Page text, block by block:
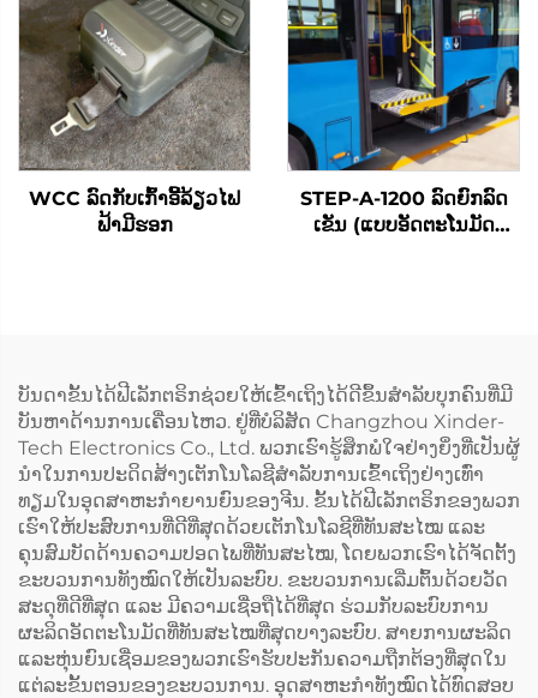
WCC ລົດກັບເກົ້າອີ້ລ້ຽວໄຟ
ຟ້າມີຮອກ
STEP-A-1200 ລົດຍົກລົດ
ເຂັນ (ແບບອັດຕະໂນມັດ
ບັນດາຂັ້ນໄດ້ຟີເລັກຕຣິກຊ່ວຍໃຫ້ເຂົ້າເຖິງໄດ້ດີຂຶ້ນສຳລັບບຸກຄົນທີ່ມີ
ບັນຫາດ້ານການເຄື່ອນໄຫວ. ຢູ່ທີ່ບໍລິສັດ Changzhou Xinder-
Tech Electronics Co., Ltd. ພວກເຮົາຮູ້ສຶກພໍໃຈຢ່າງຍິ່ງທີ່ເປັນຜູ້
ນຳໃນການປະດິດສ້າງເຕັກໂນໂລຊີສຳລັບການເຂົ້າເຖິງຢ່າງເທົ່າ
ທຽມໃນອຸດສາຫະກຳຍານຍົນຂອງຈີນ. ຂັ້ນໄດ້ຟີເລັກຕຣິກຂອງພວກ
ເຮົາໃຫ້ປະສົບການທີ່ດີທີ່ສຸດດ້ວຍເຕັກໂນໂລຊີທີ່ທັນສະໄໝ ແລະ
ຄຸນສົມບັດດ້ານຄວາມປອດໄພທີ່ທັນສະໄໝ, ໂດຍພວກເຮົາໄດ້ຈັດຕັ້ງ
ຂະບວນການທັງໝົດໃຫ້ເປັນລະບົບ. ຂະບວນການເລີ່ມຕົ້ນດ້ວຍວັດ
ສະດຸທີ່ດີທີ່ສຸດ ແລະ ມີຄວາມເຊື່ອຖືໄດ້ທີ່ສຸດ ຮ່ວມກັບລະບົບການ
ຜະລິດອັດຕະໂນມັດທີ່ທັນສະໄໝທີ່ສຸດບາງລະບົບ. ສາຍການຜະລິດ
ແລະຫຸ່ນຍົນເຊື່ອມຂອງພວກເຮົາຮັບປະກັນຄວາມຖືກຕ້ອງທີ່ສຸດໃນ
ແຕ່ລະຂັ້ນຕອນຂອງຂະບວນການ. ອຸດສາຫະກຳທັງໝົດໄດ້ທົດສອບ